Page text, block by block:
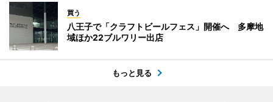
買う
八王子で「クラフトビールフェス」開催へ 多摩地
域ほか22ブルワリー出店
もっと見る